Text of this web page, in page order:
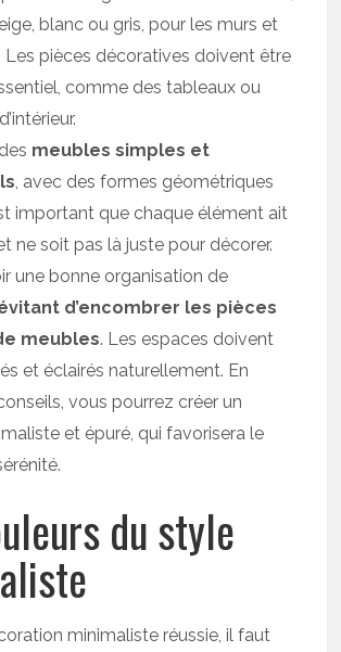
blanc ou gris, pour les murs et
Les pièces décoratives doivent être
comme des tableaux ou
meubles simples et
, avec des formes géométriques
important que chaque élément ait
ne soit pas là juste pour décorer.
une bonne organisation de
d’encombrer les pièces
meubles. Les espaces doivent
et éclairés naturellement. En
vous pourrez créer un
et épuré, qui favorisera le
du style
minimaliste réussie, il faut